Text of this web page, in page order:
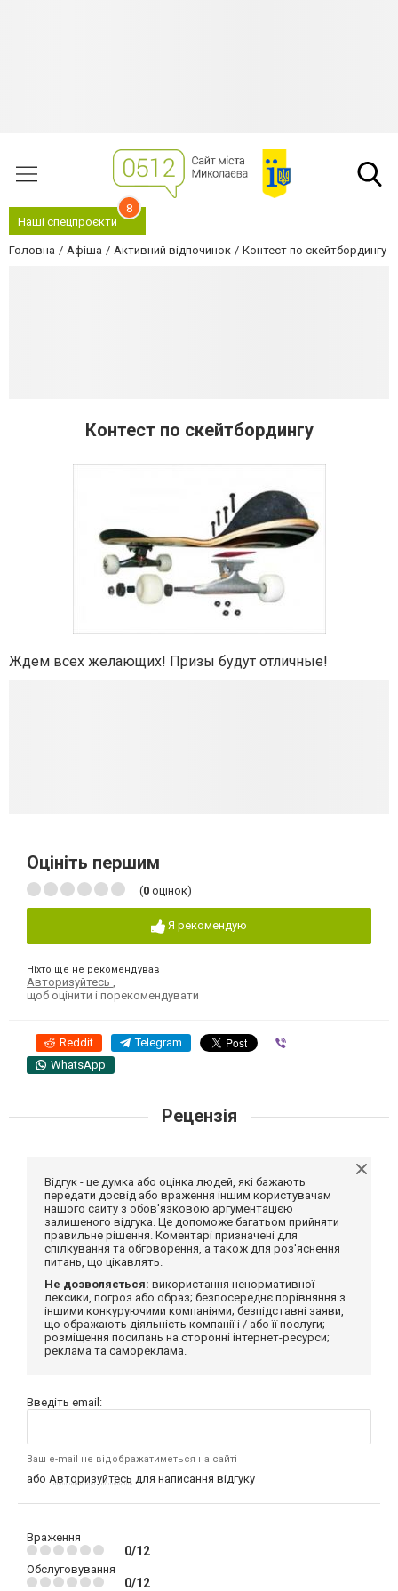
Наші спецпроєкти
8
Головна Афіша Активний відпочинок Контест по скейтбордингу
Контест по скейтбордингу
Ждем всех желающих! Призы будут отличные!
Оцініть першим
(0 оцінок)
Я рекомендую
Ніхто ще не рекомендував
Авторизуйтесь
щоб оцінити і порекомендувати
Reddit Telegram
WhatsApp
Рецензія
Відгук - це думка або оцінка людей, які бажають
передати досвід або враження іншим користувачам
нашого сайту з обов'язковою аргументацією
залишеного відгука. Це допоможе багатьом прийняти
правильне рішення. Коментарі призначені для
спілкування та обговорення, а також для роз'яснення
питань, що цікавлять.
Не дозволяється: використання ненормативної
лексики, погроз або образ; безпосереднє порівняння з
іншими конкуруючими компаніями; безпідставні заяви,
що ображають діяльність компанії і / або її послуги;
розміщення посилань на сторонні інтернет-ресурси;
реклама та самореклама.
Введіть email:
Ваш e-mail не відображатиметься на сайті
або Авторизуйтесь для написання відгуку
Враження
0/12
Обслуговування
0/12